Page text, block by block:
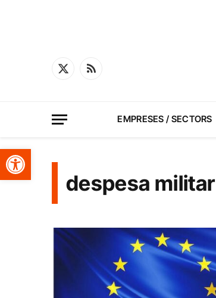
Obre la barra d'eines
X
RSS
EMPRESES / SECTORS
despesa militar